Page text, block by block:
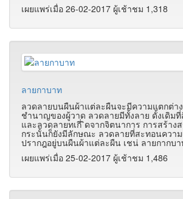
เผยแพร่เมื่อ 26-02-2017 ผู้เช้าชม 1,318
ลายกาบาท
ลวดลายบนผืนผ้าแต่ละผืนจะมีความแตกต่า
ชํานาญของผู้วาด ลวดลายมีทั้งลาย ดั้งเดิม
และลวดลายทเกี่ ิดจากจิตนาการ การสร้าง
กระนั้นก็ยังมีลักษณะ ลวดลายที่สะทอนควา
ปรากฎอยู่บนผืนผ้าแต่ละผืน เชน่ ลายกากบ
เผยแพร่เมื่อ 25-02-2017 ผู้เช้าชม 1,486